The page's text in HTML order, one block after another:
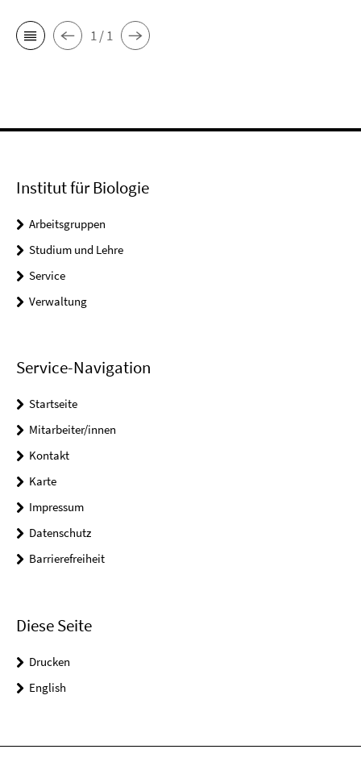
1 / 1
Institut für Biologie
Arbeitsgruppen
Studium und Lehre
Service
Verwaltung
Service-Navigation
Startseite
Mitarbeiter/innen
Kontakt
Karte
Impressum
Datenschutz
Barrierefreiheit
Diese Seite
Drucken
English